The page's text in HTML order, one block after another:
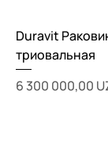
Duravit
триовальная
Цена
6 300 000,00